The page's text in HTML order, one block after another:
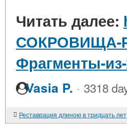
Читать далее:
СОКРОВИЩА-
Фрагменты-
Vasia P. · 3318
Реставрация длиною в тридцать лет